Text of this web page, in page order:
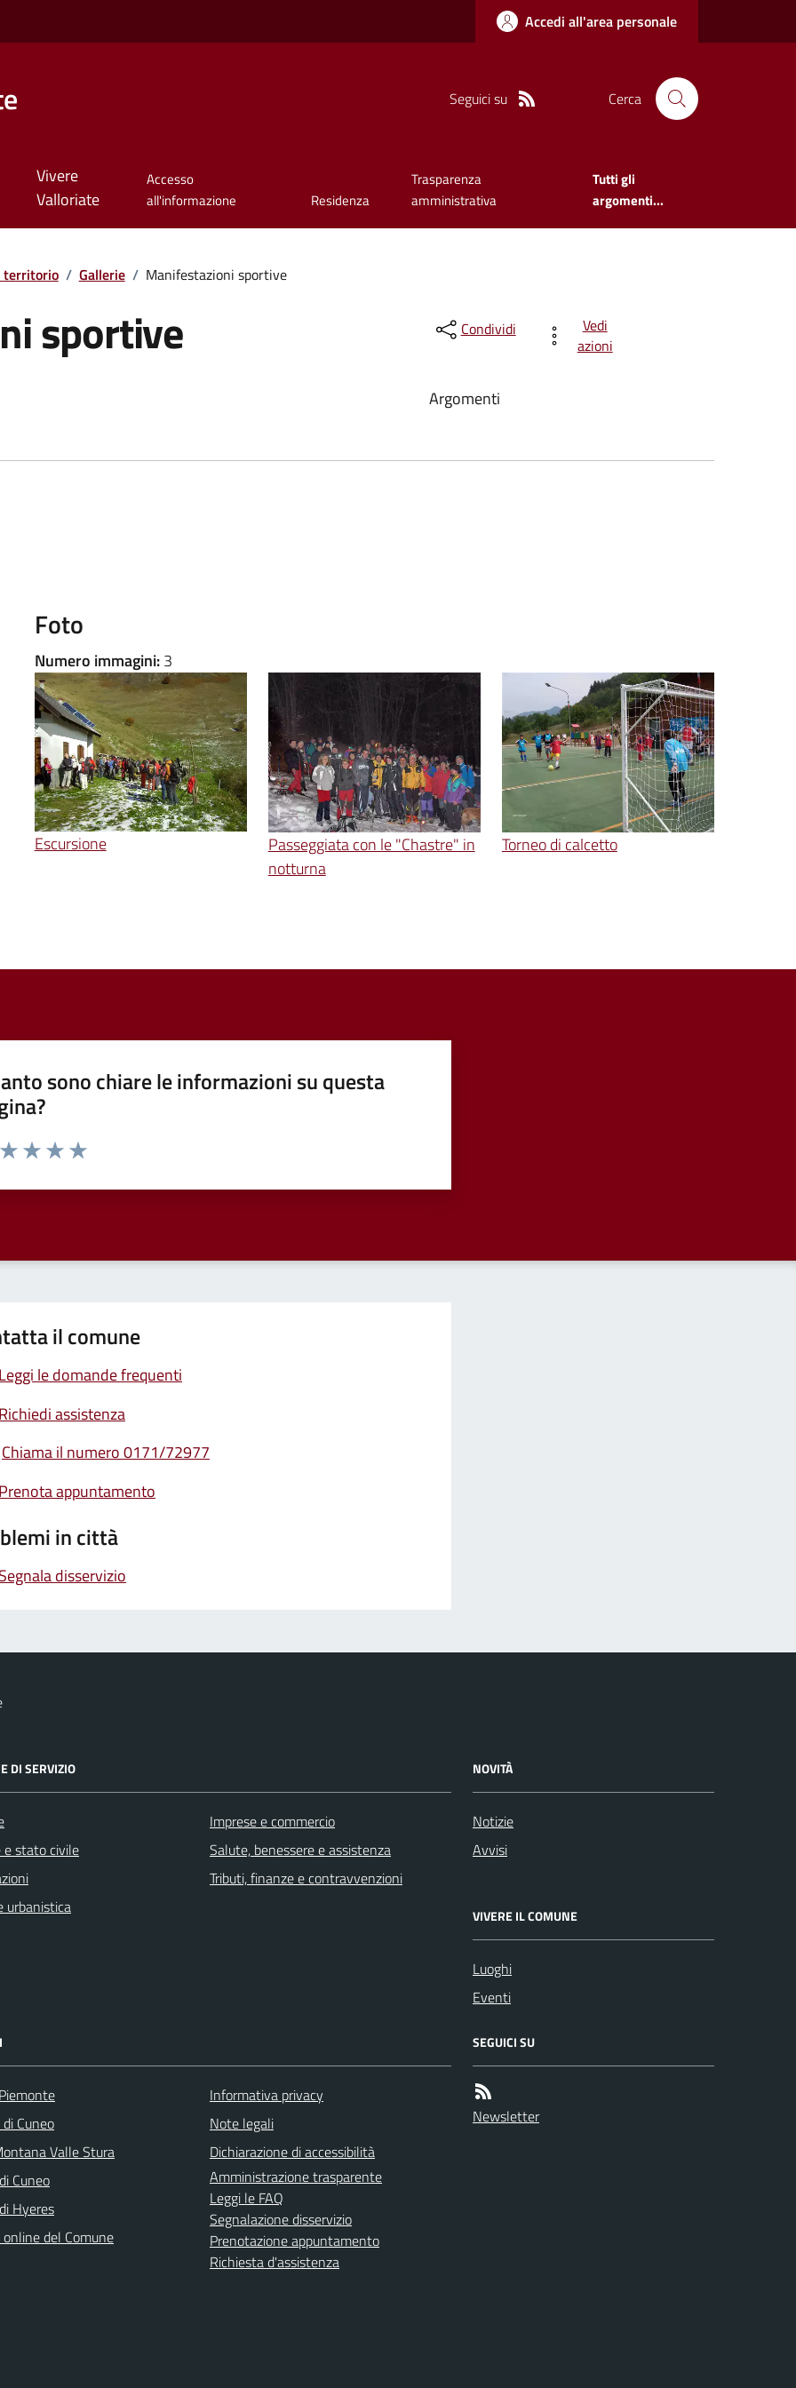
Accedi all'area personale
Seguici su Cerca
Vivere
Valloriate
Accesso
all'informazione
Residenza
Trasparenza
amministrativa
Tutti gli
argomenti...
territorio / Gallerie / Manifestazioni sportive
sportive Condividi
Vedi
azioni
Argomenti
Foto
Numero immagini:3
Escursione
Passeggiata con le "Chastre" in
notturna
Torneo di calcetto
sono chiare le informazioni su questa
da 1 a 5 stelle la pagina
il comune
le domande frequenti
Richiedi assistenza
Chiama il numero 0171/72977
Prenota appuntamento
in città
disservizio
DI SERVIZIO
e stato civile
urbanistica
Imprese e commercio
Salute, benessere e assistenza
Tributi, finanze e contravvenzioni
NOVITÀ
Notizie
Avvisi
VIVERE IL COMUNE
Luoghi
Eventi
Cuneo
Valle Stura
Cuneo
Hyeres
del Comune
Informativa privacy
Note legali
Dichiarazione di accessibilità
Amministrazione trasparente
Leggi le FAQ
Segnalazione disservizio
Prenotazione appuntamento
Richiesta d'assistenza
SEGUICI SU
Newsletter